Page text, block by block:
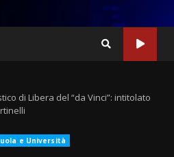
di Libera del “da Vinci”: intitolato
e Università